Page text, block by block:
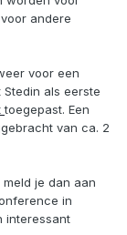
andere
voor een
als eerste
toegepast. Een
van ca. 2
je dan aan
in
interessant